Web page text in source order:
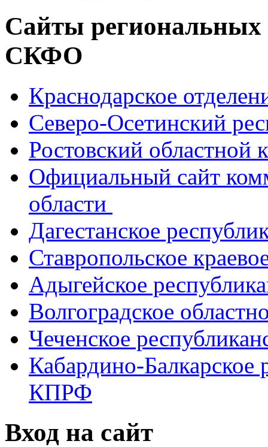
Сайты
СКФО
Краснодарское
Северо-Осетинский
Ростовский
Официальный сайт
области
Дагестанское
Ставропольское
Адыгейское
Волгоградское
Чеченское
Кабардино-Балкарское
КПРФ
Вход на сайт